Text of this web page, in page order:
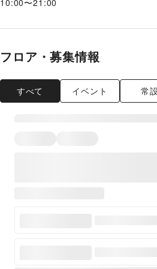
フロア・募集情報
すべて イベント 常